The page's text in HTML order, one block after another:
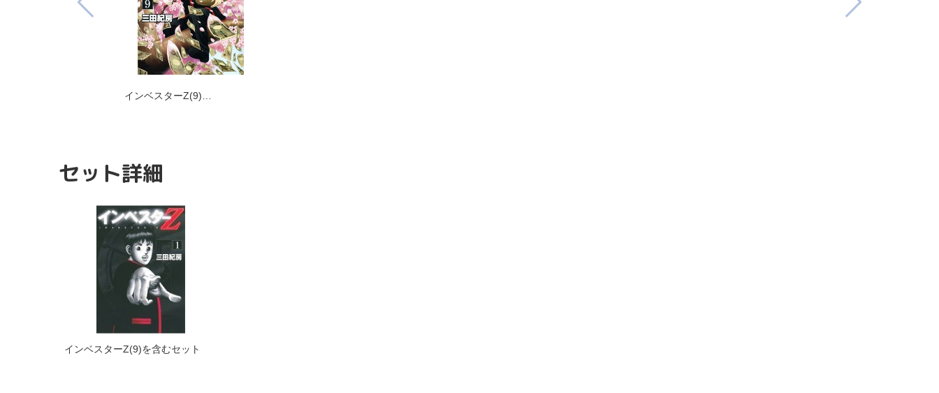
インベスターZ(9)…
セット詳細
インベスターZ(9)を含むセット